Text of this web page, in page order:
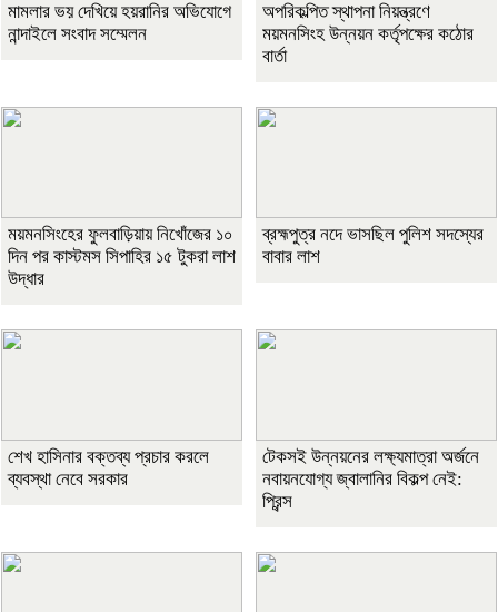
মামলার ভয় দেখিয়ে হয়রানির অভিযোগে
নান্দাইলে সংবাদ সম্মেলন
অপরিকল্পিত স্থাপনা নিয়ন্ত্রণে
ময়মনসিংহ উন্নয়ন কর্তৃপক্ষের কঠোর
বার্তা
ময়মনসিংহের ফুলবাড়িয়ায় নিখোঁজের ১০
দিন পর কাস্টমস সিপাহির ১৫ টুকরা লাশ
উদ্ধার
ব্রহ্মপুত্র নদে ভাসছিল পুলিশ সদস্যের
বাবার লাশ
শেখ হাসিনার বক্তব্য প্রচার করলে
ব্যবস্থা নেবে সরকার
টেকসই উন্নয়নের লক্ষ্যমাত্রা অর্জনে
নবায়নযোগ্য জ্বালানির বিকল্প নেই:
প্রিন্স